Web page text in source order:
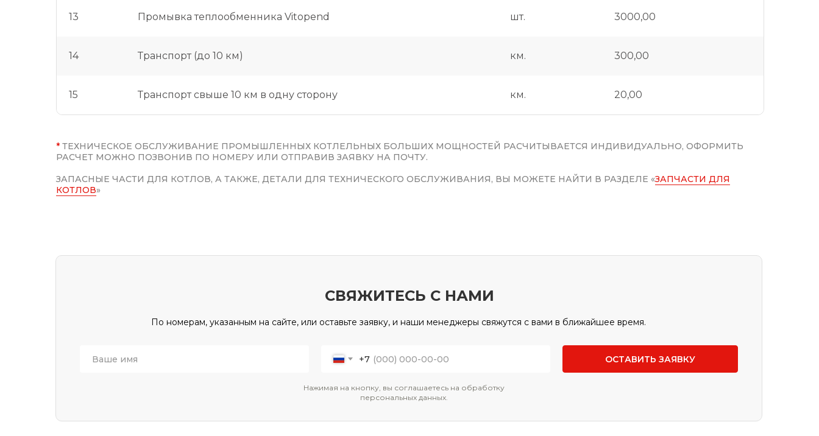
13 Промывка теплообменника Vitopend шт. 3000,00
14 Транспорт (до 10 км) км. 300,00
15 Транспорт свыше 10 км в одну сторону км. 20,00
* ТЕХНИЧЕСКОЕ ОБСЛУЖИВАНИЕ ПРОМЫШЛЕННЫХ КОТЛЕЛЬНЫХ БОЛЬШИХ МОЩНОСТЕЙ РАСЧИТЫВАЕТСЯ ИНДИВИДУАЛЬНО, ОФОРМИТЬ
РАСЧЕТ МОЖНО ПОЗВОНИВ ПО НОМЕРУ ИЛИ ОТПРАВИВ ЗАЯВКУ НА ПОЧТУ.
ЗАПАСНЫЕ ЧАСТИ ДЛЯ КОТЛОВ, А ТАКЖЕ, ДЕТАЛИ ДЛЯ ТЕХНИЧЕСКОГО ОБСЛУЖИВАНИЯ, ВЫ МОЖЕТЕ НАЙТИ В РАЗДЕЛЕ «ЗАПЧАСТИ ДЛЯ
КОТЛОВ»
СВЯЖИТЕСЬ С НАМИ
По номерам, указанным на сайте, или оставьте заявку, и наши менеджеры свяжутся с вами в ближайшее время.
Ваше имя +7 ОСТАВИТЬ ЗАЯВКУ
Нажимая на кнопку, вы соглашаетесь на обработку
персональных данных.